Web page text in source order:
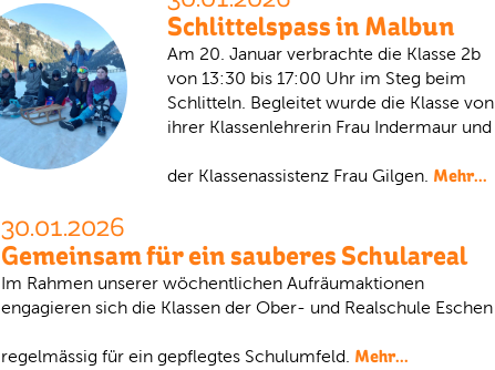
Schlittelspass in Malbun
Am 20. Januar verbrachte die Klasse 2b
von 13:30 bis 17:00 Uhr im Steg beim
Schlitteln. Begleitet wurde die Klasse von
ihrer Klassenlehrerin Frau Indermaur und
der Klassenassistenz Frau Gilgen. Mehr...
30.01.2026
Gemeinsam für ein sauberes Schulareal
Im Rahmen unserer wöchentlichen Aufräumaktionen
engagieren sich die Klassen der Ober- und Realschule Eschen
regelmässig für ein gepflegtes Schulumfeld. Mehr...